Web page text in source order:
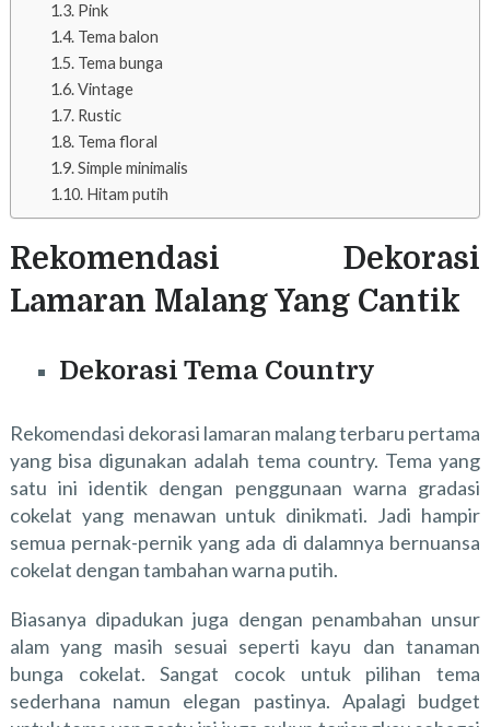
Pink
Tema balon
Tema bunga
Vintage
Rustic
Tema floral
Simple minimalis
Hitam putih
Rekomendasi Dekorasi
Lamaran Malang Yang Cantik
Dekorasi Tema Country
Rekomendasi dekorasi lamaran malang terbaru pertama
yang bisa digunakan adalah tema country. Tema yang
satu ini identik dengan penggunaan warna gradasi
cokelat yang menawan untuk dinikmati. Jadi hampir
semua pernak-pernik yang ada di dalamnya bernuansa
cokelat dengan tambahan warna putih.
Biasanya dipadukan juga dengan penambahan unsur
alam yang masih sesuai seperti kayu dan tanaman
bunga cokelat. Sangat cocok untuk pilihan tema
sederhana namun elegan pastinya. Apalagi budget